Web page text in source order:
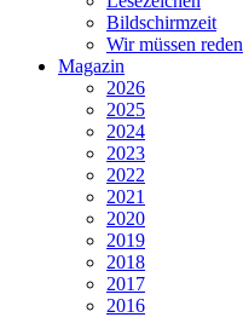
Bildschirmzeit
Wir müssen reden
Magazin
2026
2025
2024
2023
2022
2021
2020
2019
2018
2017
2016